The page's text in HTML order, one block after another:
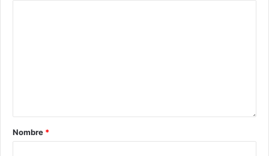
Nombre *